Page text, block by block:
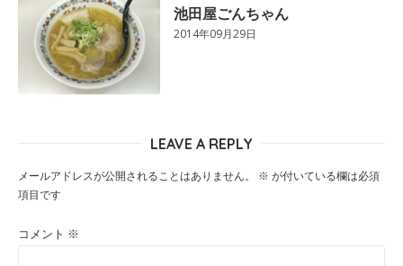
池田屋ごんちゃん
2014年09月29日
LEAVE A REPLY
メールアドレスが公開されることはありません。 ※ が付いている欄は必須
項目です
コメント ※